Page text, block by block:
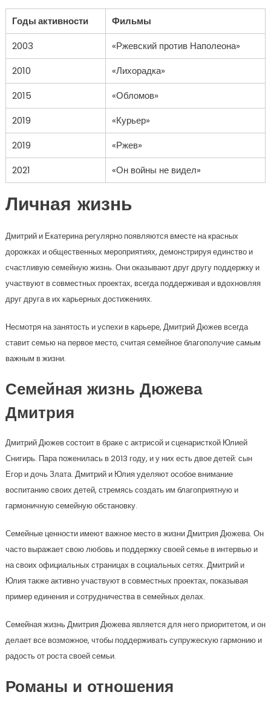
Годы активности
Фильмы
2003
«Ржевский против Наполеона»
2010
«Лихорадка»
2015
«Обломов»
2019
«Курьер»
2019
«Ржев»
2021
«Он войны не видел»
Личная жизнь
Дмитрий и Екатерина регулярно появляются вместе на красных
дорожках и общественных мероприятиях, демонстрируя единство и
счастливую семейную жизнь. Они оказывают друг другу поддержку и
участвуют в совместных проектах, всегда поддерживая и вдохновляя
друг друга в их карьерных достижениях.
Несмотря на занятость и успехи в карьере, Дмитрий Дюжев всегда
ставит семью на первое место, считая семейное благополучие самым
важным в жизни.
Семейная жизнь Дюжева
Дмитрия
Дмитрий Дюжев состоит в браке с актрисой и сценаристкой Юлией
Снигирь. Пара поженилась в 2013 году, и у них есть двое детей: сын
Егор и дочь Злата. Дмитрий и Юлия уделяют особое внимание
воспитанию своих детей, стремясь создать им благоприятную и
гармоничную семейную обстановку.
Семейные ценности имеют важное место в жизни Дмитрия Дюжева. Он
часто выражает свою любовь и поддержку своей семье в интервью и
на своих официальных страницах в социальных сетях. Дмитрий и
Юлия также активно участвуют в совместных проектах, показывая
пример единения и сотрудничества в семейных делах.
Семейная жизнь Дмитрия Дюжева является для него приоритетом, и он
делает все возможное, чтобы поддерживать супружескую гармонию и
радость от роста своей семьи.
Романы и отношения